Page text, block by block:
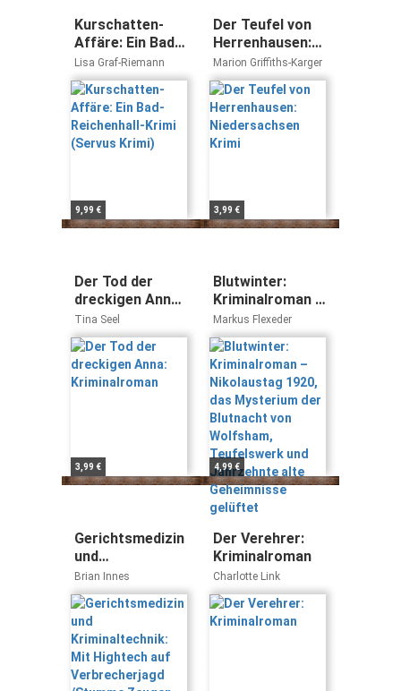
Kurschatten-
Affäre: Ein Bad-
Reichenhall-
Krimi (Servus
Krimi)
Lisa Graf-Riemann
9,99 €
Der Teufel von
Herrenhausen:
Niedersachsen
Krimi
Marion Griffiths-Karger
3,99 €
Der Tod der
dreckigen Anna:
Kriminalroman
Tina Seel
3,99 €
Blutwinter:
Kriminalroman –
Nikolaustag
1920, das
Mysterium der
Blutnacht von
Wolfsham,
Teufelswerk und
Jahrzehnte alte
Geheimnisse
gelüftet
Markus Flexeder
4,99 €
Gerichtsmedizin
und
Kriminaltechnik:
Mit Hightech auf
Verbrecherjagd
/Stumme
Zeugen
entlarven den
Täter
Brian Innes
Der Verehrer:
Kriminalroman
Charlotte Link